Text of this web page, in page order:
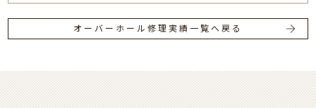
オーバーホール修理実績一覧へ戻る